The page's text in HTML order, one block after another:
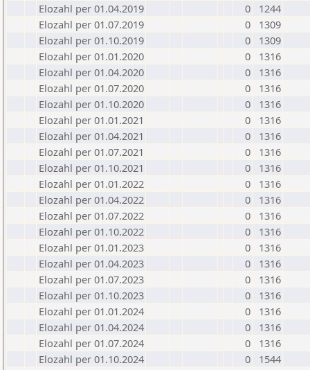
Elozahl per 01.04.2019
0
1244
Elozahl per 01.07.2019
0
1309
Elozahl per 01.10.2019
0
1309
Elozahl per 01.01.2020
0
1316
Elozahl per 01.04.2020
0
1316
Elozahl per 01.07.2020
0
1316
Elozahl per 01.10.2020
0
1316
Elozahl per 01.01.2021
0
1316
Elozahl per 01.04.2021
0
1316
Elozahl per 01.07.2021
0
1316
Elozahl per 01.10.2021
0
1316
Elozahl per 01.01.2022
0
1316
Elozahl per 01.04.2022
0
1316
Elozahl per 01.07.2022
0
1316
Elozahl per 01.10.2022
0
1316
Elozahl per 01.01.2023
0
1316
Elozahl per 01.04.2023
0
1316
Elozahl per 01.07.2023
0
1316
Elozahl per 01.10.2023
0
1316
Elozahl per 01.01.2024
0
1316
Elozahl per 01.04.2024
0
1316
Elozahl per 01.07.2024
0
1316
Elozahl per 01.10.2024
0
1544